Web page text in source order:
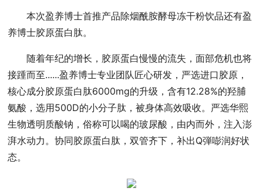
本次盈养博士首推产品除烟酰胺酵母冻干粉饮品还有盈
养博士胶原蛋白肽。
随着年纪的增长，胶原蛋白慢慢的流失，面部危机也将
接踵而至......盈养博士专业团队匠心研发，严选进口胶原，
核心成分胶原蛋白肽6000mg的升级，含有12.28%的羟脯
氨酸，选用500D的小分子肽，被身体高效吸收。严选华熙
生物透明质酸钠，俗称可以喝的玻尿酸，由内而外，注入澎
湃水动力。协同胶原蛋白肽，双管齐下，补出Q弾嘭润好状
态。